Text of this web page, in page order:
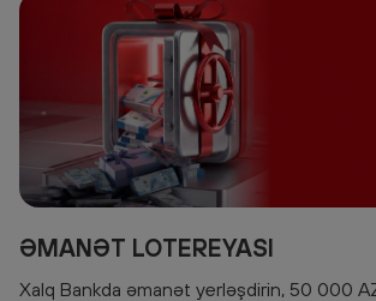
ƏMANƏT LOTEREYASI
Xalq Bankda əmanət yerləşdirin, 50 000